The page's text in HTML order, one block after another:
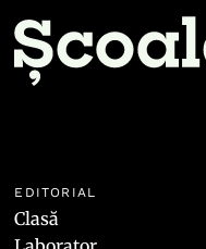
EDITORIAL
Clasă